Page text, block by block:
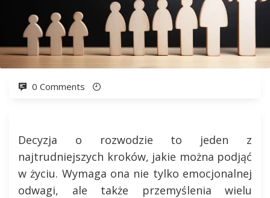
0 Comments
Decyzja o rozwodzie to jeden z
najtrudniejszych kroków, jakie można podjąć
w życiu. Wymaga ona nie tylko emocjonalnej
odwagi, ale także przemyślenia wielu